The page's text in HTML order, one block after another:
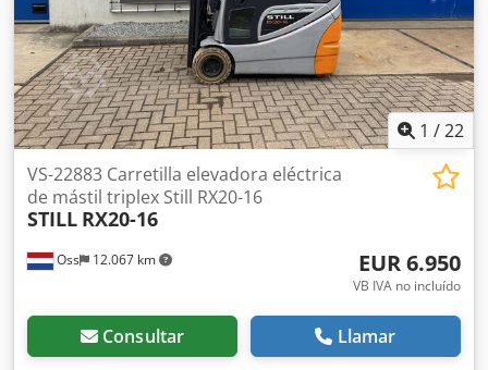
1 /22
Oss 12.067 km
VS-22883 Carretilla elevadora eléctrica
de mástil triplex Still RX20-16
STILL RX20-16
EUR 6.950
VB IVA no incluído
Consultar Llamar